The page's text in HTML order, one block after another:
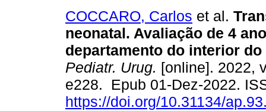
COCCARO, Carlos et al.
neonatal. Avaliação de 4
departamento do interior do
Pediatr. Urug. [online]. 2022,
e228. Epub 01-Dez-2022.
https://doi.org/10.31134/